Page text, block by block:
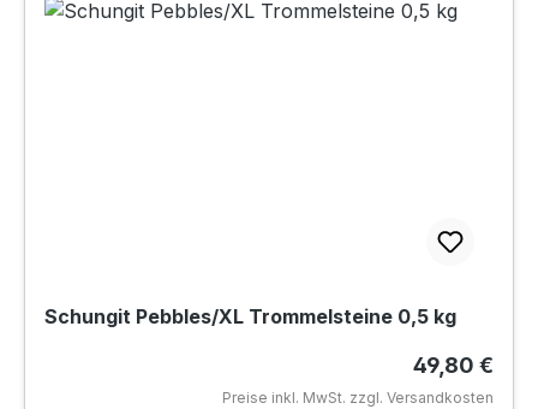
Schungit Pebbles/XL Trommelsteine 0,5 kg
Regulärer
49,80 €
Preise inkl. MwSt. zzgl. Versandkosten